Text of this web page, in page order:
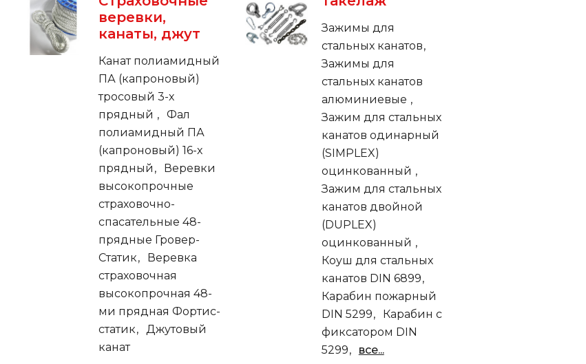
веревки,
канаты, джут
Канат полиамидный
ПА (капроновый)
тросовый 3-х
прядный
Фал
полиамидный ПА
(капроновый) 16-х
прядный
Веревки
высокопрочные
страховочно-
спасательные 48-
прядные Гровер-
Статик
Веревка
страховочная
высокопрочная 48-
ми прядная Фортис-
статик
Джутовый
канат
Зажимы для
стальных канатов
Зажимы для
стальных канатов
алюминиевые
Зажим для стальных
канатов одинарный
(SIMPLEX)
оцинкованный
Зажим для стальных
канатов двойной
(DUPLEX)
оцинкованный
Коуш для стальных
канатов DIN 6899
Карабин пожарный
DIN 5299
Карабин с
фиксатором DIN
5299
все...